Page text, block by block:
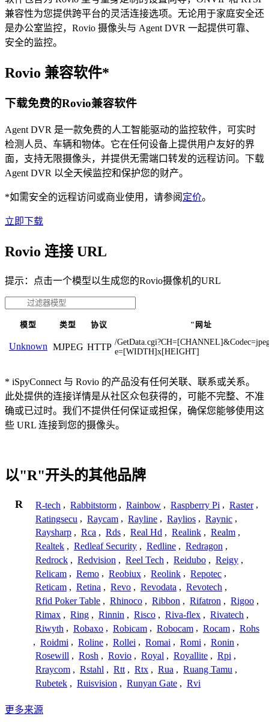
兼容性为您提供跨平台的灵活连接选项。无论用于家庭安全还
是办公室监控，Rovio 摄像头与 Agent DVR 一起提供可靠、
安全的监控。
Rovio 兼容软件*
下载免费的Rovio兼容软件
Agent DVR 是一款免费的人工智能驱动的监控软件，可实时
检测人员、车辆和物体。它在任何设备上提供用户友好的界
面，支持无限摄像头，并提供无需端口转发的远程访问。下载
Agent DVR 以全天候监控和保护您的财产。
*如需安全的远程访问或商业使用，请参阅 定价。
立即下载
Rovio 连接 URL
提示：点击一个模型以生成您的Rovio摄像机的URL
模型 类型 协议 "网址
Unknown MJPEG HTTP /
e=[WIDTH]x[HEIGHT]
* iSpyConnect 与 Rovio 的产品没有任何关联、联系或关系。
此处提供的连接详情是从社区众包获得的，可能不完整、不准
确或已过时。我们不提供任何保证或担保，确保您能够使用这
些 URL 连接到您的摄像头。
以"R"开头的其他品牌
R R-tech , Rabbitstorm , Rainbow , Raspberry Pi , Raster ,
Ratingsecu , Raycam , Rayline , Raylios , Raynic ,
Raysharp , Rca , Rds , Real Hd , Realink , Realm ,
Realtek , Redleaf Security , Redline , Redragon ,
Redrock , Redvision , Reel Tech , Reidubo , Reigy ,
Relicam , Remo , Reobiux , Reolink , Repotec ,
Reticam , Retina , Revo , Revodata , Revotech ,
Rfid Poker Table , Rhinoco , Ribbon , Rifatron , Rigoo ,
Rimax , Ring , Rinnin , Risco , Riva-flex , Rivatech ,
Riwyth , Robaxo , Robicam , Robocam , Rocam , Rohs
, Roidmi , Roline , Rollei , Romai , Romi , Ronin ,
Rosewill , Rosh , Rovio , Royal , Royallite , Rpi ,
Rraycom , Rstahl , Rtt , Rtx , Rua , Ruang Tamu ,
Rubetek , Ruisvision , Runyan Gate , Rvi
更多来源